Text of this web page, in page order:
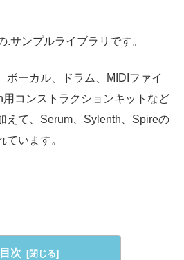
.サンプルライブラリです。
ボーカル、ドラム、MIDIファイ
コンストラクションキットなど
えて、Serum、Sylenth、Spireの
ています。
目次